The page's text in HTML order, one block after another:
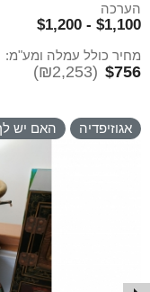
הערכה
$1,100 - $1,200
מחיר כולל עמלה ומע"מ:
$756
(₪2,253)
אגוזיפדיה האם יש